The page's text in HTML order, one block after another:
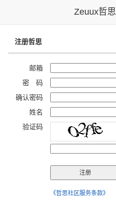
Zeuux哲思
注册哲思
邮箱
密 码
确认密码
姓名
验证码
《哲思社区服务条款》